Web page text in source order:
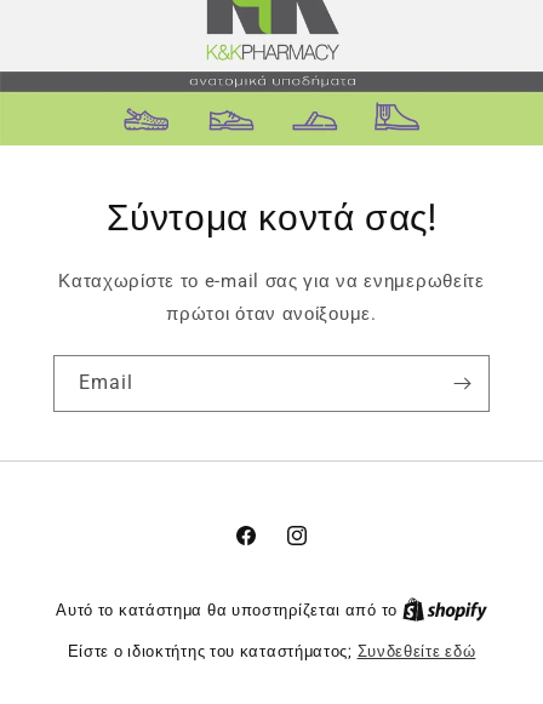
Σύντομα κοντά σας!
Καταχωρίστε το e-mail σας για να ενημερωθείτε
πρώτοι όταν ανοίξουμε.
Email
FacebookInstagram
Αυτό το κατάστημα θα υποστηρίζεται από το
Είστε ο ιδιοκτήτης του καταστήματος; Συνδεθείτε εδώ